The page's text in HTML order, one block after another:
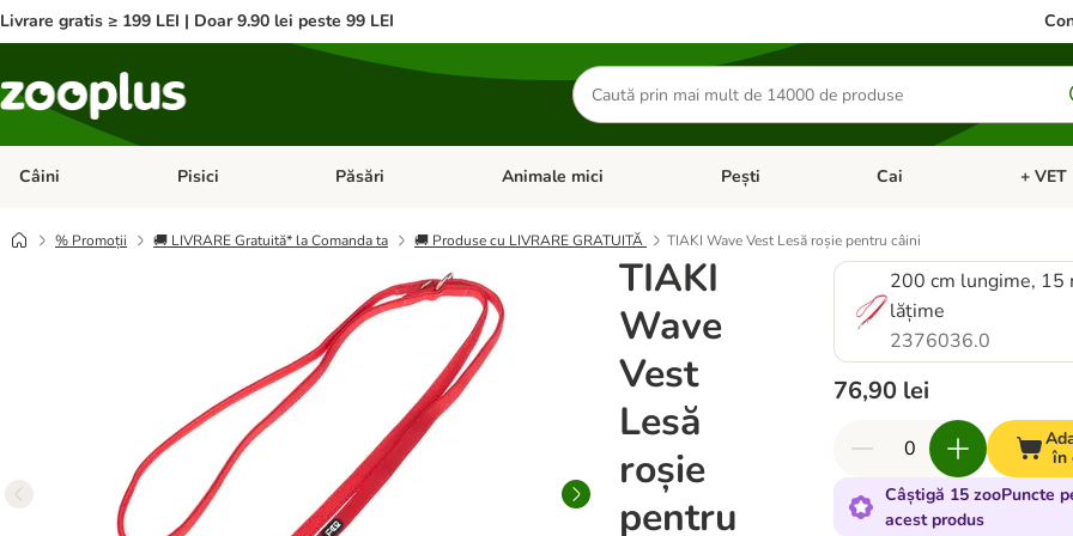
Livrare gratis ≥ 199 LEI | Doar 9.90 lei peste 99 LEI
Căutare
produse
Câini Deschideți meniul cu categorii: Câini
Pisici Deschideți meniul cu categorii: Pisici
Păsări Deschideți meniul cu categorii: Păsări
Animale mici Deschideți meniul cu categorii: Animale mici
Pești Deschideți meniul cu
Cai +
% Promoții 🚚 LIVRARE Gratuită* la Comanda ta 🚚 Produse cu LIVRARE GRATUITĂ TIAKI Wave Vest Lesă roșie pentru câini
TIAKI
Wave
Vest
Lesă
roșie
pentru
200 cm lungime, 15
lățime
2376036.0
76,90 lei
în
Câștigă 15 zooPuncte
acest produs